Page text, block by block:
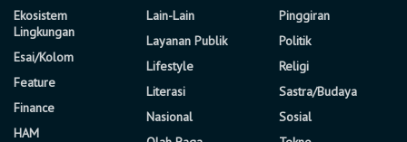
Ekosistem
Lingkungan
Esai/Kolom
Feature
Finance
HAM
Lain-Lain
Layanan Publik
Lifestyle
Literasi
Nasional
Pinggiran
Politik
Religi
Sastra/Budaya
Sosial